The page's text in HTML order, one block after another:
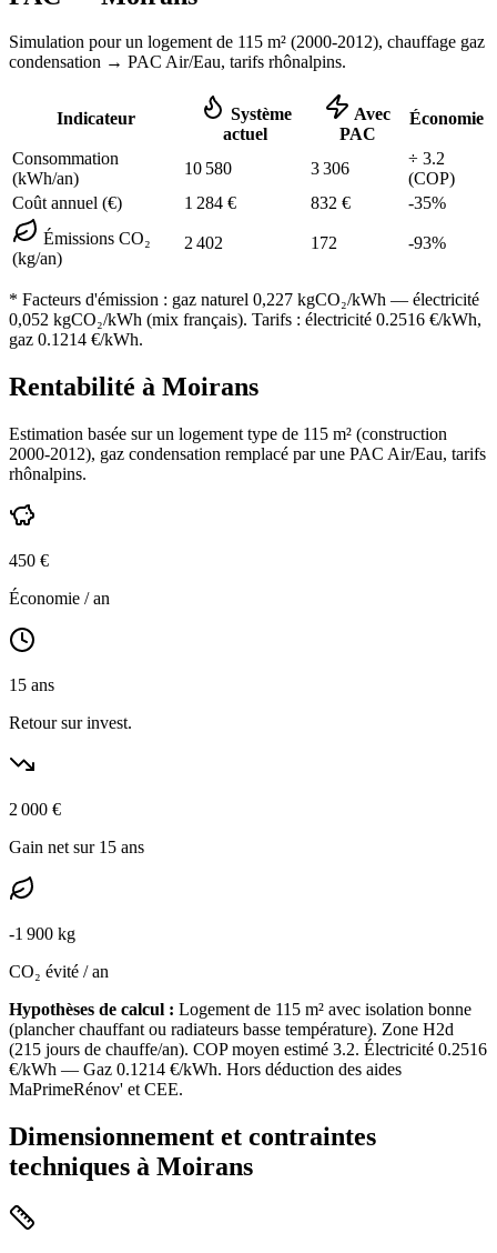
Simulation pour un logement de 115 m² (2000-2012), chauffage gaz
condensation → PAC Air/Eau, tarifs rhônalpins.
Indicateur
Système
actuel
Avec
PAC
Économie
Consommation
(kWh/an)
10 580 3 306
÷ 3.2
(COP)
Coût annuel (€)
1 284 € 832 € -35%
Émissions CO₂
(kg/an)
2 402 172 -93%
* Facteurs d'émission : gaz naturel 0,227 kgCO₂/kWh — électricité
0,052 kgCO₂/kWh (mix français). Tarifs : électricité 0.2516 €/kWh,
gaz 0.1214 €/kWh.
Rentabilité à Moirans
Estimation basée sur un logement type de 115 m² (construction
2000-2012), gaz condensation remplacé par une PAC Air/Eau, tarifs
rhônalpins.
450 €
Économie / an
15 ans
Retour sur invest.
2 000 €
Gain net sur 15 ans
-1 900 kg
CO₂ évité / an
Hypothèses de calcul : Logement de 115 m² avec isolation bonne
(plancher chauffant ou radiateurs basse température). Zone H2d
(215 jours de chauffe/an). COP moyen estimé 3.2. Électricité 0.2516
€/kWh — Gaz 0.1214 €/kWh. Hors déduction des aides
MaPrimeRénov' et CEE.
Dimensionnement et contraintes
techniques à Moirans